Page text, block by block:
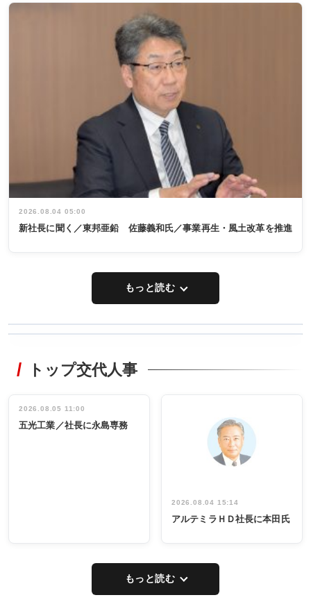
2026.08.04 05:00
新社長に聞く／東邦亜鉛 佐藤義和氏／事業再生・風土改革を推進
もっと読む
非鉄業界で
インタビュ
ー／社内ア
タックトレー
祝う 業界関
係者ら220人
出席
トップ交代人事
2026.08.05 11:00
五光工業／社長に永島専務
2026.08.04 15:14
アルテミラＨＤ社長に本田氏
もっと読む